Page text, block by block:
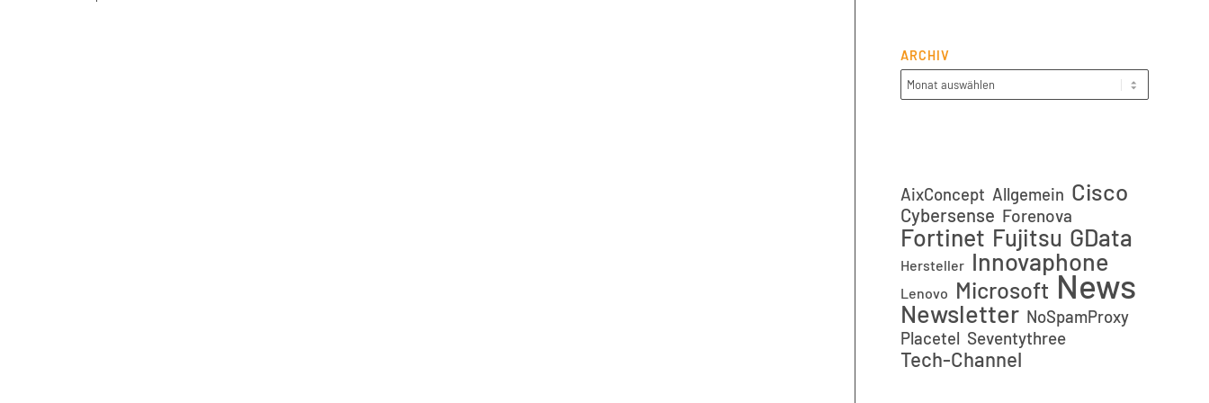
ARCHIV
AixConcept Allgemein Cisco
Cybersense Forenova
Fortinet Fujitsu GData
Hersteller Innovaphone
Lenovo Microsoft News
Newsletter NoSpamProxy
Placetel Seventythree
Tech-Channel